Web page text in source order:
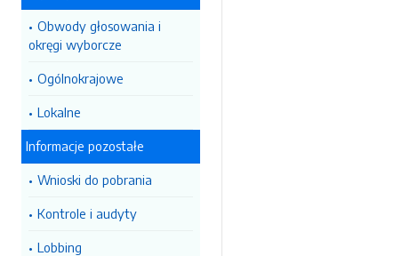
Obwody głosowania i
okręgi wyborcze
Ogólnokrajowe
Lokalne
Informacje pozostałe
Wnioski do pobrania
Kontrole i audyty
Lobbing